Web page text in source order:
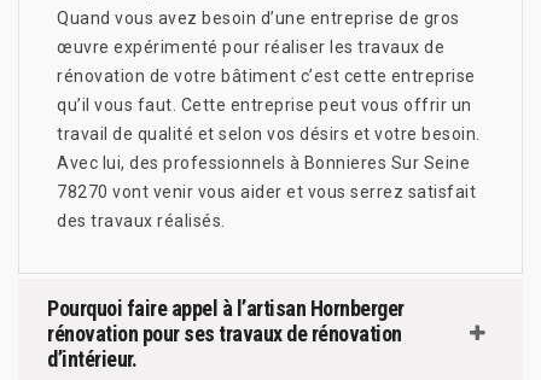
Quand vous avez besoin d’une entreprise de gros
œuvre expérimenté pour réaliser les travaux de
rénovation de votre bâtiment c’est cette entreprise
qu’il vous faut. Cette entreprise peut vous offrir un
travail de qualité et selon vos désirs et votre besoin.
Avec lui, des professionnels à Bonnieres Sur Seine
78270 vont venir vous aider et vous serrez satisfait
des travaux réalisés.
Pourquoi faire appel à l’artisan Hornberger
rénovation pour ses travaux de rénovation
d’intérieur.